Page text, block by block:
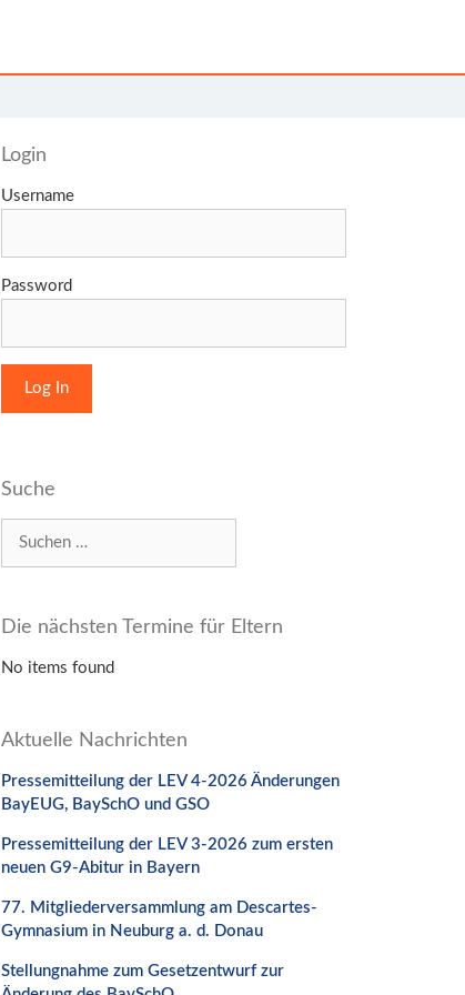
Login
Username
Password
Suche
Die nächsten Termine für Eltern
No items found
Aktuelle Nachrichten
Pressemitteilung der LEV 4-2026 Änderungen
BayEUG, BaySchO und GSO
Pressemitteilung der LEV 3-2026 zum ersten
neuen G9-Abitur in Bayern
77. Mitgliederversammlung am Descartes-
Gymnasium in Neuburg a. d. Donau
Stellungnahme zum Gesetzentwurf zur